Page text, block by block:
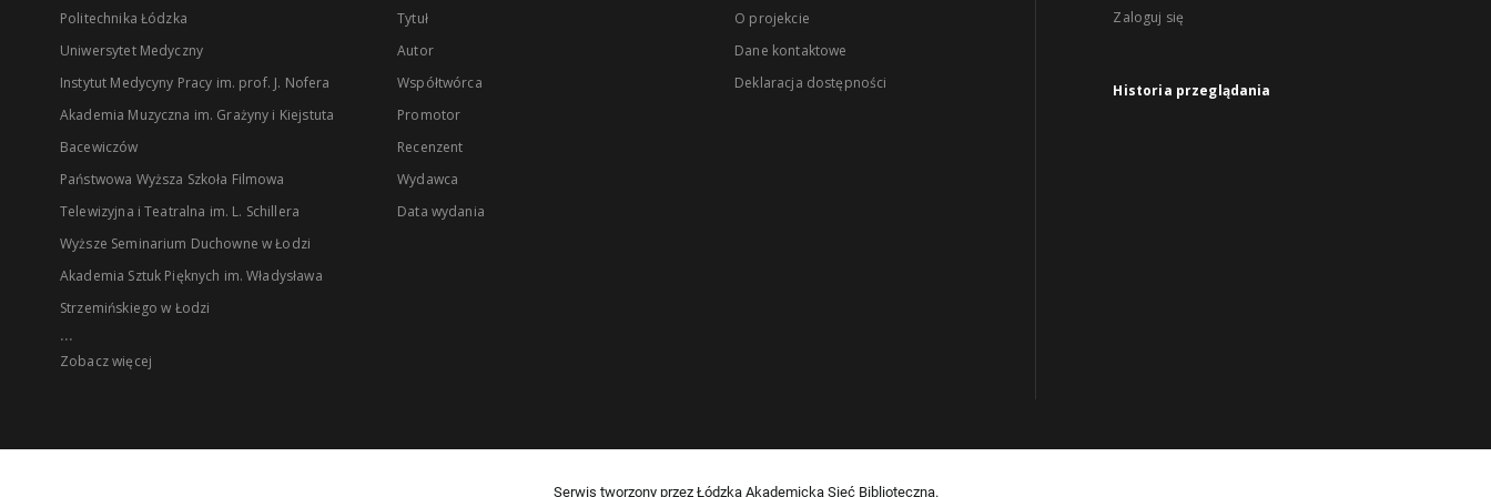
Politechnika Łódzka
Uniwersytet Medyczny
Instytut Medycyny Pracy im. prof. J. Nofera
Akademia Muzyczna im. Grażyny i Kiejstuta
Bacewiczów
Państwowa Wyższa Szkoła Filmowa
Telewizyjna i Teatralna im. L. Schillera
Wyższe Seminarium Duchowne w Łodzi
Akademia Sztuk Pięknych im. Władysława
Strzemińskiego w Łodzi
...
Zobacz więcej
Tytuł
Autor
Współtwórca
Promotor
Recenzent
Wydawca
Data wydania
O projekcie
Dane kontaktowe
Deklaracja dostępności
Zaloguj się
Historia przeglądania
Serwis tworzony przez Łódzką Akademicką Sieć Biblioteczną.